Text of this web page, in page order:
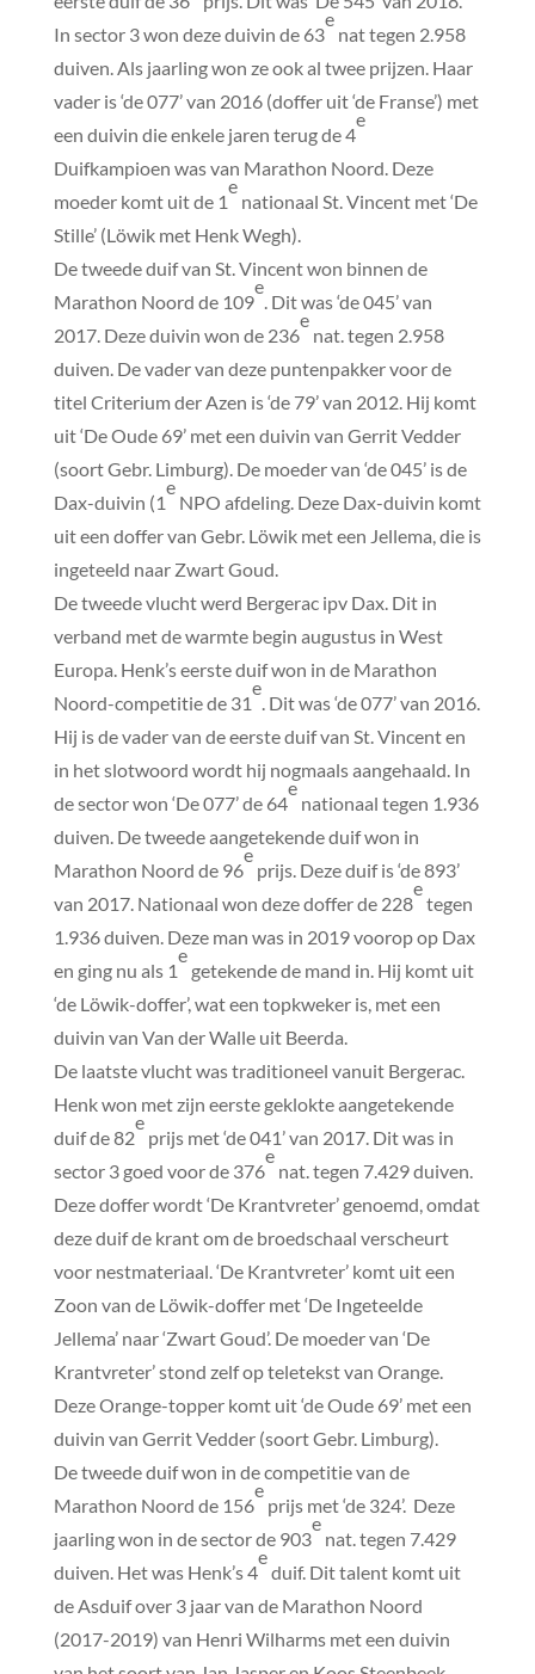
In sector 3 won deze duivin de 63
e
nat tegen 2.958
duiven. Als jaarling won ze ook al twee prijzen. Haar
vader is ‘de 077’ van 2016 (doffer uit ‘de Franse’) met
een duivin die enkele jaren terug de 4
e
Duifkampioen was van Marathon Noord. Deze
moeder komt uit de 1
e
nationaal St. Vincent met ‘De
Stille’ (Löwik met Henk Wegh).
De tweede duif van St. Vincent won binnen de
Marathon Noord de 109
e
. Dit was ‘de 045’ van
2017. Deze duivin won de 236
e
nat. tegen 2.958
duiven. De vader van deze puntenpakker voor de
titel Criterium der Azen is ‘de 79’ van 2012. Hij komt
uit ‘De Oude 69’ met een duivin van Gerrit Vedder
(soort Gebr. Limburg). De moeder van ‘de 045’ is de
Dax-duivin (1
e
NPO afdeling. Deze Dax-duivin komt
uit een doffer van Gebr. Löwik met een Jellema, die is
ingeteeld naar Zwart Goud.
De tweede vlucht werd Bergerac ipv Dax. Dit in
verband met de warmte begin augustus in West
Europa. Henk’s eerste duif won in de Marathon
Noord-competitie de 31
e
. Dit was ‘de 077’ van 2016.
Hij is de vader van de eerste duif van St. Vincent en
in het slotwoord wordt hij nogmaals aangehaald. In
de sector won ‘De 077’ de 64
e
nationaal tegen 1.936
duiven. De tweede aangetekende duif won in
Marathon Noord de 96
e
prijs. Deze duif is ‘de 893’
van 2017. Nationaal won deze doffer de 228
e
tegen
1.936 duiven. Deze man was in 2019 voorop op Dax
en ging nu als 1
e
getekende de mand in. Hij komt uit
‘de Löwik-doffer’, wat een topkweker is, met een
duivin van Van der Walle uit Beerda.
De laatste vlucht was traditioneel vanuit Bergerac.
Henk won met zijn eerste geklokte aangetekende
duif de 82
e
prijs met ‘de 041’ van 2017. Dit was in
sector 3 goed voor de 376
e
nat. tegen 7.429 duiven.
Deze doffer wordt ‘De Krantvreter’ genoemd, omdat
deze duif de krant om de broedschaal verscheurt
voor nestmateriaal. ‘De Krantvreter’ komt uit een
Zoon van de Löwik-doffer met ‘De Ingeteelde
Jellema’ naar ‘Zwart Goud’. De moeder van ‘De
Krantvreter’ stond zelf op teletekst van Orange.
Deze Orange-topper komt uit ‘de Oude 69’ met een
duivin van Gerrit Vedder (soort Gebr. Limburg).
De tweede duif won in de competitie van de
Marathon Noord de 156
e
prijs met ‘de 324’. Deze
jaarling won in de sector de 903
e
nat. tegen 7.429
duiven. Het was Henk’s 4
e
duif. Dit talent komt uit
de Asduif over 3 jaar van de Marathon Noord
(2017-2019) van Henri Wilharms met een duivin